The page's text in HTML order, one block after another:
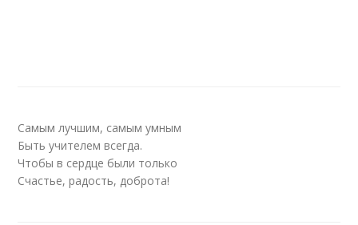
Самым лучшим, самым умным
Быть учителем всегда.
Чтобы в сердце были только
Счастье, радость, доброта!